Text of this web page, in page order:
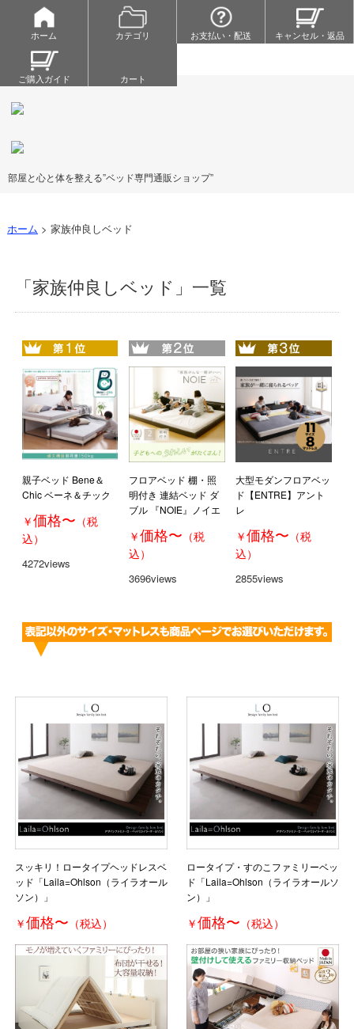
ホーム カテゴリ お支払い・配送 キャンセル・返品
ご購入ガイド カート
部屋と心と体を整える”ベッド専門通販ショップ”
ホーム > 家族仲良しベッド
「家族仲良しベッド」一覧
親子ベッド Bene＆
Chic ベーネ＆チック
￥価格〜 （税
込）
4272views
フロアベッド 棚・照
明付き 連結ベッド ダ
ブル 『NOIE』ノイエ
￥価格〜 （税
込）
3696views
大型モダンフロアベッ
ド【ENTRE】アント
レ
￥価格〜 （税
込）
2855views
スッキリ！ロータイプヘッドレスベ
ッド「Laila=Ohlson（ライラオール
ソン）」
￥価格〜 （税込）
ロータイプ・すのこファミリーベッ
ド「Laila=Ohlson（ライラオールソ
ン）」
￥価格〜 （税込）